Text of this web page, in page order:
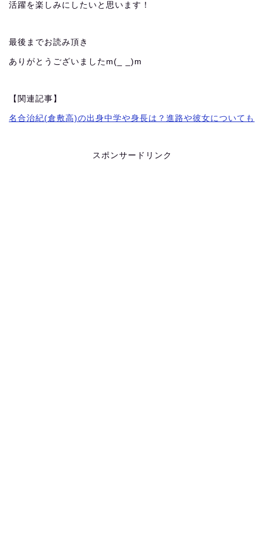
活躍を楽しみにしたいと思います！
最後までお読み頂き
ありがとうございましたm(_ _)m
【関連記事】
名合治紀(倉敷高)の出身中学や身長は？進路や彼女についても
スポンサードリンク